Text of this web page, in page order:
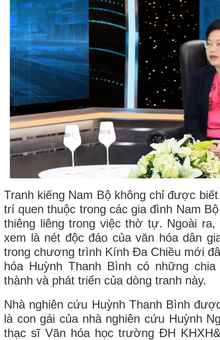
Tranh kiếng Nam Bộ không chỉ được
trí quen thuộc trong các gia đình Nam
thiêng liêng trong việc thờ tự. Ngoài
xem là nét độc đáo của văn hóa dân
trong chương trình Kính Đa Chiều mới
hóa Huỳnh Thanh Bình có những
thành và phát triển của dòng tranh này.
Nhà nghiên cứu Huỳnh Thanh Bình
là con gái của nhà nghiên cứu Huỳnh
thạc sĩ Văn hóa học trường ĐH